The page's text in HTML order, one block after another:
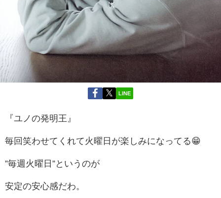
LINE
『ユノの発明王』
毎回笑わせてくれて火曜日が楽しみになってる😁
”毎週火曜日”というのが
安定の安心感だわ。